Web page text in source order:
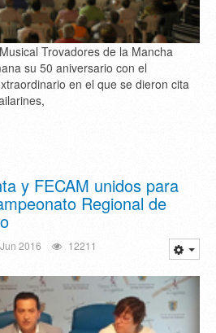
Trovadores de la Mancha
su 50 aniversario con el
en el que se dieron cita
y FECAM unidos para
Regional de
2016 12211